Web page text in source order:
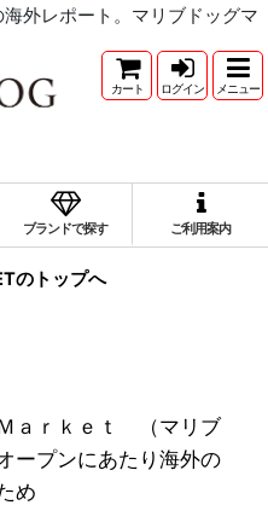
外レポート。マリブドッグマ
カート ログイン メニュー
ブランドで探す ご利用案内
のトップへ
ａｒｋｅｔ （マリブ
ープンにあたり海外の
め